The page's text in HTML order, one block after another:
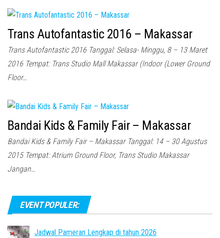
Trans Autofantastic 2016 – Makassar
Trans Autofantastic 2016 Tanggal: Selasa- Minggu, 8 – 13 Maret
2016 Tempat: Trans Studio Mall Makassar (Indoor (Lower Ground
Floor…
Bandai Kids & Family Fair – Makassar
Bandai Kids & Family Fair – Makassar Tanggal: 14 – 30 Agustus
2015 Tempat: Atrium Ground Floor, Trans Studio Makassar
Jangan…
EVENT POPULER:
Jadwal Pameran Lengkap di tahun 2026